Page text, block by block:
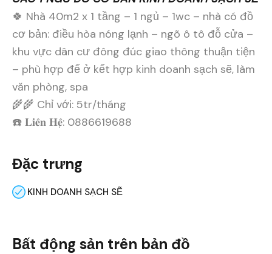
🍀 Nhà 40m2 x 1 tầng – 1 ngủ – 1wc – nhà có đồ
cơ bản: điều hòa nóng lạnh – ngõ ô tô đỗ cửa –
khu vực dân cư đông đúc giao thông thuận tiện
– phù hợp để ở kết hợp kinh doanh sạch sẽ, làm
văn phòng, spa
🌾🌾 Chỉ với: 5tr/tháng
☎️ 𝐋𝐢𝐞̂𝐧 𝐇𝐞̣̂: 0886619688
Đặc trưng
KINH DOANH SẠCH SẼ
Bất động sản trên bản đồ